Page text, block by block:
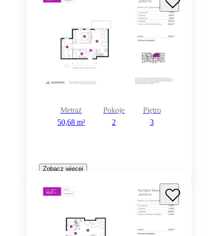
Metraż
50,68 m²
Pokoje
2
Piętro
3
Zobacz więcej